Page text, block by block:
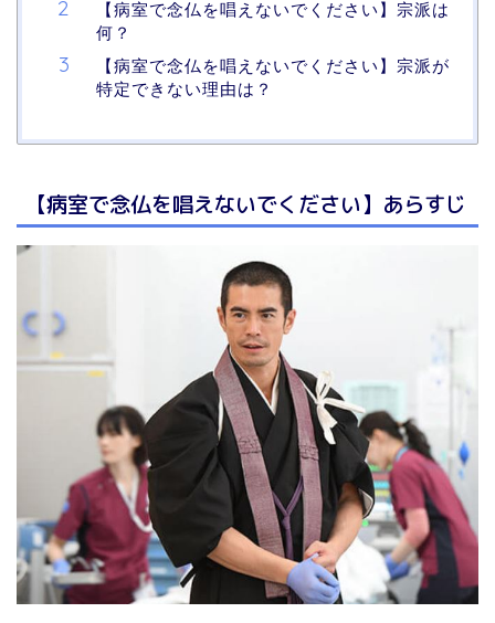
【病室で念仏を唱えないでください】宗派は
何？
【病室で念仏を唱えないでください】宗派が
特定できない理由は？
【病室で念仏を唱えないでください】あらすじ